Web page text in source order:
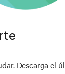
Descarga el